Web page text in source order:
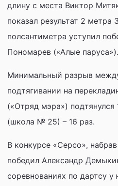
длину с места Виктор
показал результат 2 метра
полсантиметра уступил
Пономарев («Алые паруса»).
Минимальный разрыв
подтягивании на
(«Отряд мэра») подтянулся
(школа № 25) – 16 раз.
В конкурсе «Серсо»,
победил Александр
соревнованиях по дартсу